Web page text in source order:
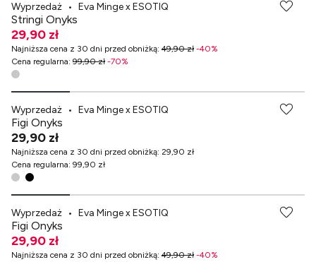
Wyprzedaż • Eva Minge x ESOTIQ
Stringi Onyks
29,90 zł
Najniższa cena z 30 dni przed obniżką: 49,90 zł -40%
Cena regularna: 99,90 zł -70%
Wyprzedaż • Eva Minge x ESOTIQ
Figi Onyks
29,90 zł
Najniższa cena z 30 dni przed obniżką: 29,90 zł
Cena regularna: 99,90 zł
-70% przy zakupach za min. 349 zł
Wyprzedaż • Eva Minge x ESOTIQ
Figi Onyks
29,90 zł
Najniższa cena z 30 dni przed obniżką: 49,90 zł -40%